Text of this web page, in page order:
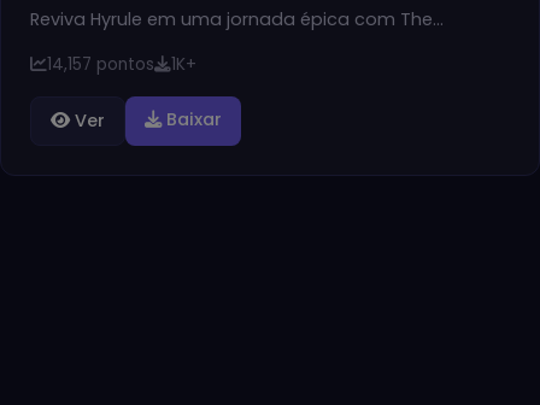
Reviva Hyrule em uma jornada épica com The…
14,157 pontos 1K+
Ver Baixar